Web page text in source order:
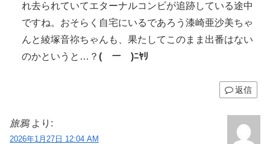
れ去られていてエターナルコンビが追跡している途中
ですね。おそらく自宅にいるであろう漆崎亜沙美ちゃ
んと綾塚音祢ちゃんも、果たしてこのまま出番はない
のかというと…？ (￣ー￣)ﾆﾔﾘ
返信
旅鴉 より:
2026年1月27日 12:04 AM